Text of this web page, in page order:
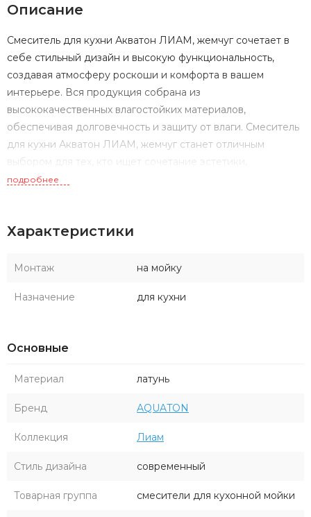
Описание
Смеситель для кухни Акватон ЛИАМ, жемчуг сочетает в
себе стильный дизайн и высокую функциональность,
создавая атмосферу роскоши и комфорта в вашем
интерьере. Вся продукция собрана из
высококачественных влагостойких материалов,
обеспечивая долговечность и защиту от влаги. Смеситель
для кухни Акватон ЛИАМ, жемчуг станет отличным
выбором для тех, кто ищет сочетание эстетики,
практичности и высокого качества в оформлении ванной
подробнее
Характеристики
Монтаж на мойку
Назначение для кухни
Основные
Материал латунь
Бренд AQUATON
Коллекция Лиам
Стиль дизайна современный
Товарная группа смесители для кухонной мойки